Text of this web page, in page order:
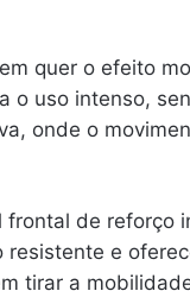
quer o efeito
o uso intenso,
onde o
de reforço
resistente e
tirar a